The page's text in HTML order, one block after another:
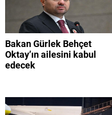
Bakan Gürlek Behçet
Oktay’ın ailesini kabul
edecek